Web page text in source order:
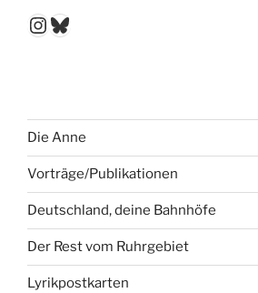
Instagram
Bluesky
Die Anne
Vorträge/Publikationen
Deutschland, deine Bahnhöfe
Der Rest vom Ruhrgebiet
Lyrikpostkarten